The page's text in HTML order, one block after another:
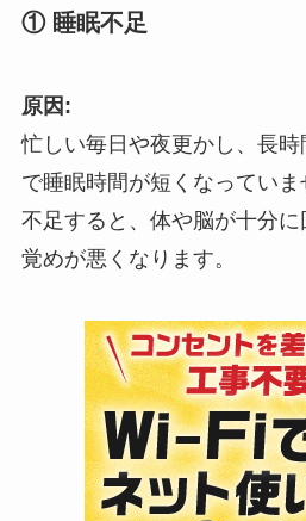
① 睡眠不足
原因:
忙しい毎日や夜更かし、長
で睡眠時間が短くなってい
不足すると、体や脳が十分
覚めが悪くなります。